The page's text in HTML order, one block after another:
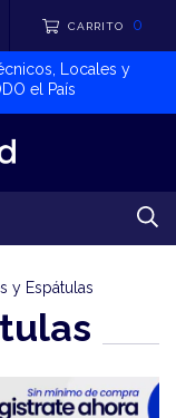
CARRITO 0
Locales y
el País
y Espátulas